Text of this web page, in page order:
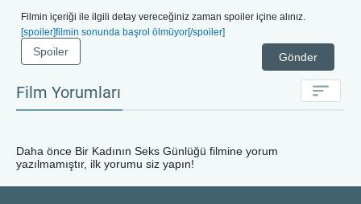
Filmin içeriği ile ilgili detay vereceğiniz zaman spoiler içine alınız.
[spoiler]filmin sonunda başrol ölmüyor[/spoiler]
Gönder
Spoiler
Film Yorumları
Daha önce Bir Kadının Seks Günlüğü filmine yorum
yazılmamıştır, ilk yorumu siz yapın!